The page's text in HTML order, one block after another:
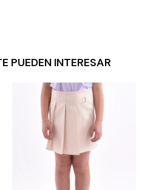
PUEDEN INTERESAR